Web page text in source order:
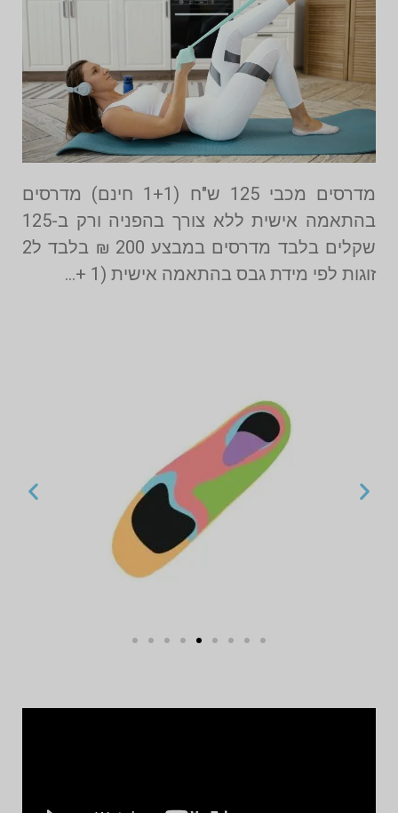
מדרסים מכבי 125 ש"ח (1+1 חינם) מדרסים
בהתאמה אישית ללא צורך בהפניה ורק ב-125
שקלים בלבד מדרסים במבצע 200 ₪ בלבד ל2
זוגות לפי מידת גבס בהתאמה אישית (1 +…